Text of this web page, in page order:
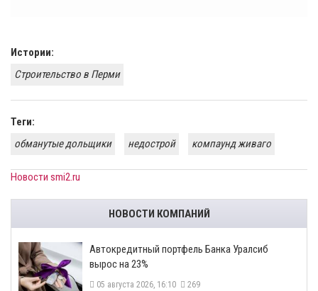
Истории:
Строительство в Перми
Теги:
обманутые дольщики
недострой компаунд живаго
Новости smi2.ru
НОВОСТИ КОМПАНИЙ
​Автокредитный портфель Банка Уралсиб
вырос на 23%
05 августа 2026, 16:10 269